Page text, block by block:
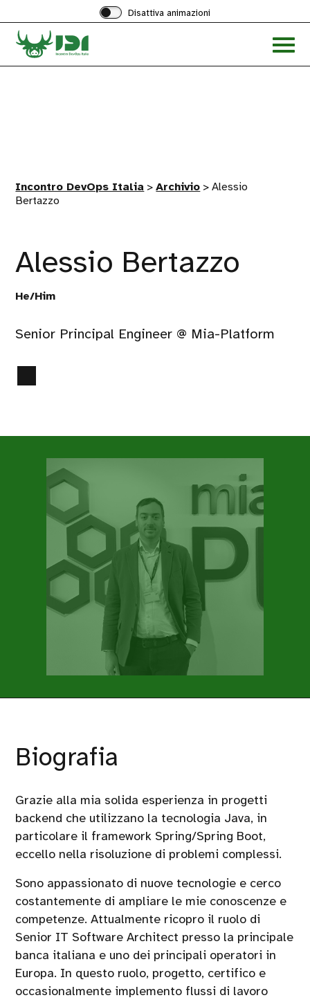
Disattiva animazioni
Accedi
menu
Incontro DevOps Italia >Archivio >Alessio
Bertazzo
Alessio Bertazzo
He/Him
Senior Principal Engineer @ Mia-Platform
Biografia
Grazie alla mia solida esperienza in progetti
backend che utilizzano la tecnologia Java, in
particolare il framework Spring/Spring Boot,
eccello nella risoluzione di problemi complessi.
Sono appassionato di nuove tecnologie e cerco
costantemente di ampliare le mie conoscenze e
competenze. Attualmente ricopro il ruolo di
Senior IT Software Architect presso la principale
banca italiana e uno dei principali operatori in
Europa. In questo ruolo, progetto, certifico e
occasionalmente implemento flussi di lavoro